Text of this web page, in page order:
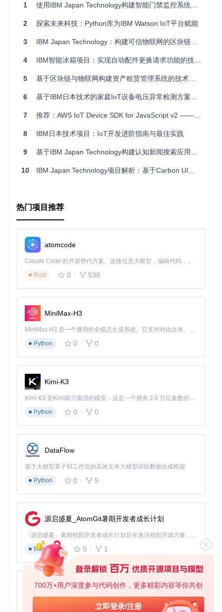
700万+用户深度参与代码创作，更多精彩内容等你共创
立即登录/注册
实时数据采集：从智能设备收集实时数据并发送至云平台。
设备控制：远程管理和控制联网设备，如调整温度或开启关
闭灯光。
数据分析：将收集的数据送入IBM Watson进行高级分析，
警报和通知：当设备状态发生变化时，自动触发警报或通
易用性：基于Node.js的API设计简洁直观，让开发者快速
上手。
灵活性：支持应用程序、设备和网关的多种交互模式。
可扩展性：易于与其他Node.js库和框架结合，方便构建复
强大后盾：依托IBM Watson IoT Platform，享有全球领先
优秀的选择，为开发者提供了构建高效、安全、智能物联网应
1 使用IBM Japan Technology构建智能门禁监控系统的IoT开发教程
2 探索未来科技：Python库为IBM Watson IoT平台赋能
3 IBM Japan Technology：构建可信物联网的区块链网络实践指南
4 IBM智能冰箱项目：实现自动配件更换请求功能的技术解析
5 基于区块链与物联网构建资产租赁管理系统的技术实践
6 基于IBM日本技术的家庭IoT设备电压异常检测方案解析
7 推荐：AWS IoT Device SDK for JavaScript v2 —— 连接物联网的智能桥梁
8 IBM日本技术项目：IoT开发进阶指南与最佳实践
9 基于IBM Japan Technology构建认知新闻搜索应用的技术解析
10 IBM Japan Technology项目解析：基于Carbon UI与API缓存服务器的IoT数据可视化方案
热门项目推荐
atomcode
Claude Code 的开源替代方案。连接任意大模型，编辑代码，运行命令，自动验证 — 全自动执行。用 Rust 构建，极致性能。 ｜ An open-source alternative to Claude Code. Connect any LLM, edit code, run commands, and verify changes — autonomously. Built in Rust for speed. Get Started
Rust
0 538
MiniMax-H3
MiniMax H3 是一个通用的全模态生成系统。它支持对由文本、图像、视频和音频组成的多模态上下文进行统一理解，并能生成分辨率高达 2K、时长可达 15 秒的带原生立体声音频的视频。得益于面向任务泛化的系统设计，H3 在预训练阶段就已具备广泛的多模态上下文理解与生成能力，能够出色地执行复杂的多模态指令。
Python
0 0
Kimi-K3
Kimi K3 是Kimi能力最强的模型：这是一个拥有 2.8 万亿参数的混合专家（MoE）模型，具备原生视觉理解能力，并支持 100 万 token 的上下文窗口。
Python
0 0
DataFlow
基于大模型算子和工作流的高效文本大模型训练数据合成框架
Python
0 5
源启盛夏_AtomGit暑期开发者成长计划
「源启盛夏」暑期校园开发者成长计划旨在激活校园开源力量，通过积分激励、认证扶持、资源倾斜等形式，引导高校组织和开发者完成「入驻 — 建项目 — 做贡献 — 获认证 — 得资源」的完整闭环。无论你是想带领社团入驻平台的组织者，还是希望用代码贡献证明自己的开发者，都能在这里找到属于你的成长路径。
Markdown
0 1
py-xiaozhi
基于Python的Xiaozhi AI，适用于想要完整Xiaozhi体验而无需拥有专用硬件的用户。